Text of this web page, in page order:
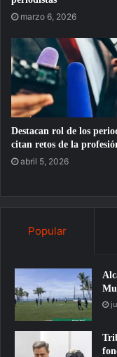
marzo 6, 2026
Destacan rol de los
citan retos de la
abril 5, 2026
Popular